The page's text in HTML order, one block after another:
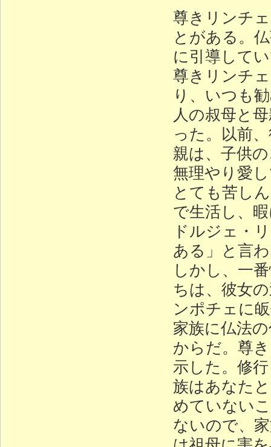
尊きリンチ
とがある。
に引導して
尊きリンチ
り、いつも
人の叔母と
った。以前
親は、子供
無理やり愛
とても苦し
で生活し、
ドルジェ・
ある」と言
しかし、一
ちは、彼女
ンポチェに
家族に仏法
からだ。尊
示した。修
族はあなた
めていない
ないので、